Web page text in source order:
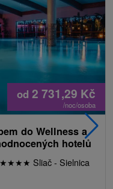
od 2 731,29 Kč
/noc/osoba
do Wellness a
hotelů
★★★★ Sliač - Sielnica